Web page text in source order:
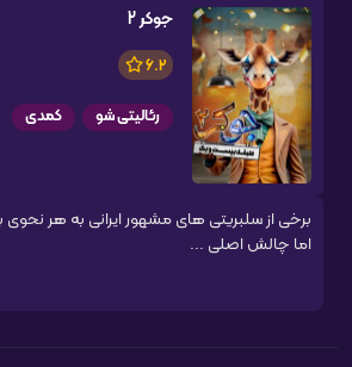
جوکر 2
6.2
رئالیتی شو کمدی
برخی از سلبریتی های مشهور ایرانی به هر نحوی
اما چالش اصلی ...